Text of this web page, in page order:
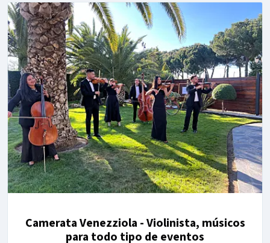
Camerata Venezziola - Violinista, músicos
para todo tipo de eventos